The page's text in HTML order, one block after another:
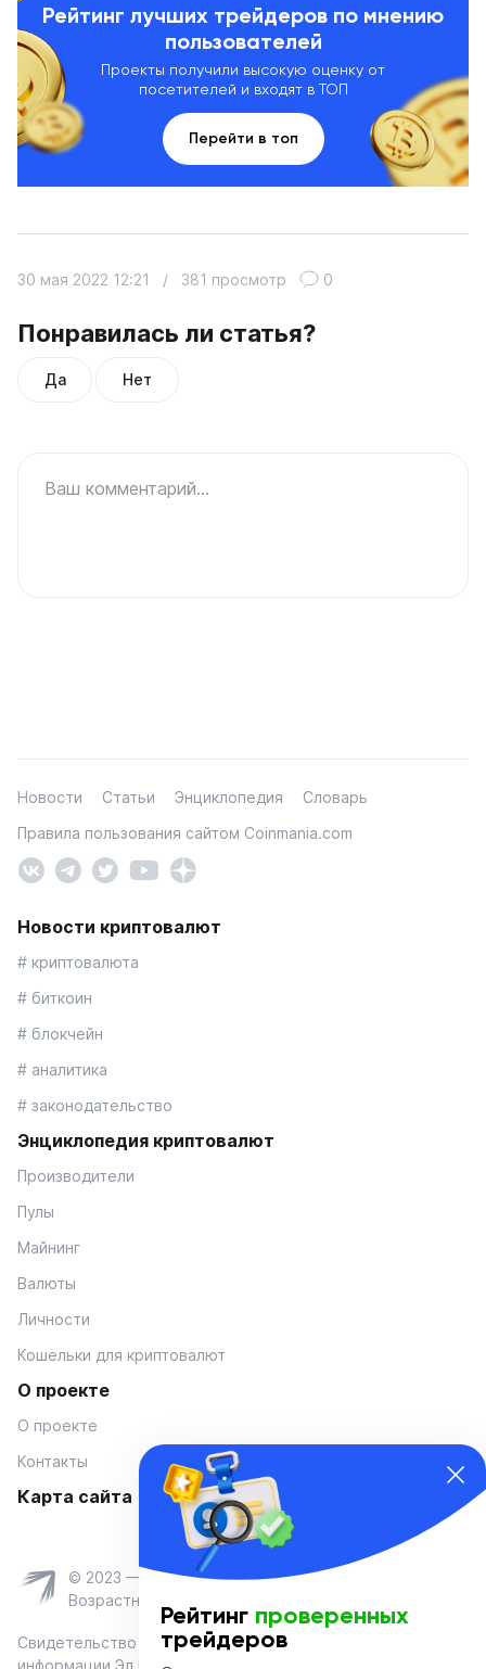
Рейтинг лучших трейдеров по мнению
пользователей
Проекты получили высокую оценку от
посетителей и входят в ТОП
Перейти в топ
Понравилась ли статья?
Да Нет
30 мая 2022 12:21 / 381 просмотр 0
Ваш комментарий...
Новости Статьи Энциклопедия
Словарь
Правила пользования сайтом Coinmania.com
Новости криптовалют
# криптовалюта
# биткоин
# блокчейн
# аналитика
# законодательство
Энциклопедия криптовалют
Производители
Пулы
Майнинг
Валюты
Личности
Кошельки для криптовалют
О проекте
О проекте
Контакты
Карта сайта
© 2023 — Coinmania
Возрастное ограничение 16+
Свидетельство о регистрации средства массовой
Рейтинг проверенных
трейдеров